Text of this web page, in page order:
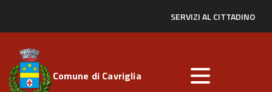
SERVIZI AL CITTADINO
Comune di Cavriglia